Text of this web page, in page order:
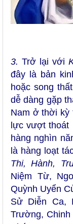
3. Trở lại với
đây là bản
hoặc song
dễ dàng gặp
Nam ở thời kỳ
lực vượt thoát
hàng nghìn
là hàng loạt
Thi, Hành,
Niệm Từ,
Quỳnh Uyển
Sử Diễn Ca,
Trường, Chinh